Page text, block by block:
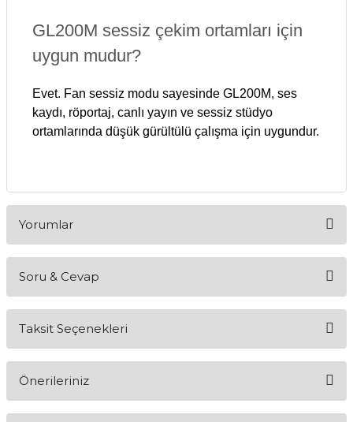
GL200M sessiz çekim ortamları için
uygun mudur?
Evet. Fan sessiz modu sayesinde GL200M, ses
kaydı, röportaj, canlı yayın ve sessiz stüdyo
ortamlarında düşük gürültülü çalışma için uygundur.
Yorumlar
Soru & Cevap
Taksit Seçenekleri
Önerileriniz